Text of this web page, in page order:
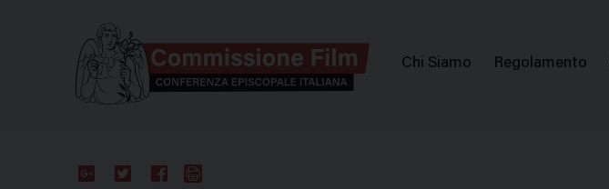
Menu
Chi Siamo Regolamento